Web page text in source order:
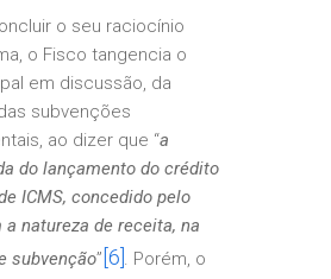
o seu raciocínio
o Fisco tangencia o
em discussão, da
subvenções
ao dizer que “a
do lançamento do crédito
ICMS, concedido pelo
a natureza de receita, na
subvenção” [6] . Porém, o